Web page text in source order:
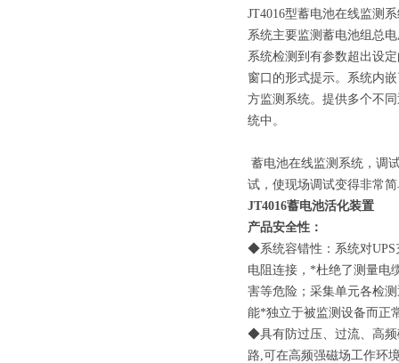
JT4016型蓄电池在线监测
系统主要监测蓄电池组总
系统检测到有参数超出设
窗口的形式提示。系统内
方监测系统。提供多个不
统中。
蓄电池在线监测系统，调
试，使现场调试变得非常
JT4016蓄电池活化装置
产品安全性：
◆系统容错性：系统对UPS
电阻连接，*杜绝了测量电
害等危险；采集单元各检
能*独立于被监测设备而正
◆具有防过压、过流、高频
路,可在高频强磁场工作环